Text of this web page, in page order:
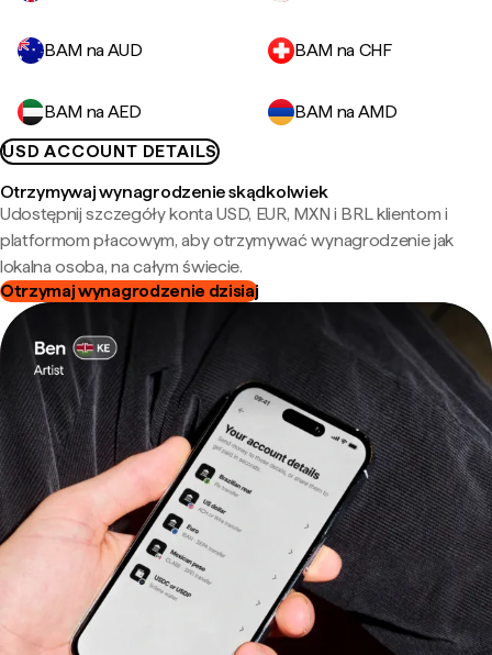
BAM na AUD BAM na CHF
BAM na AED
BAM na AMD
USD ACCOUNT DETAILS
Otrzymywaj wynagrodzenie skądkolwiek
Udostępnij szczegóły konta USD, EUR, MXN i BRL klientom i
platformom płacowym, aby otrzymywać wynagrodzenie jak
lokalna osoba, na całym świecie.
Otrzymaj wynagrodzenie dzisiaj